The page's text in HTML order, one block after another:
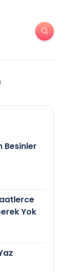
Besinler
Yok